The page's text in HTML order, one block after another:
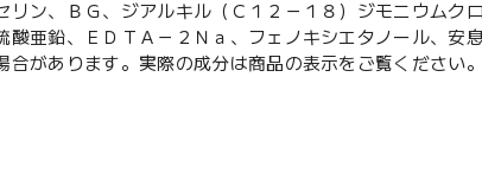
ン、ＢＧ、ジアルキル（Ｃ１２－１８）ジモニウムク
亜鉛、ＥＤＴＡ－２Ｎａ、フェノキシエタノール、安
があります。実際の成分は商品の表示をご覧ください。